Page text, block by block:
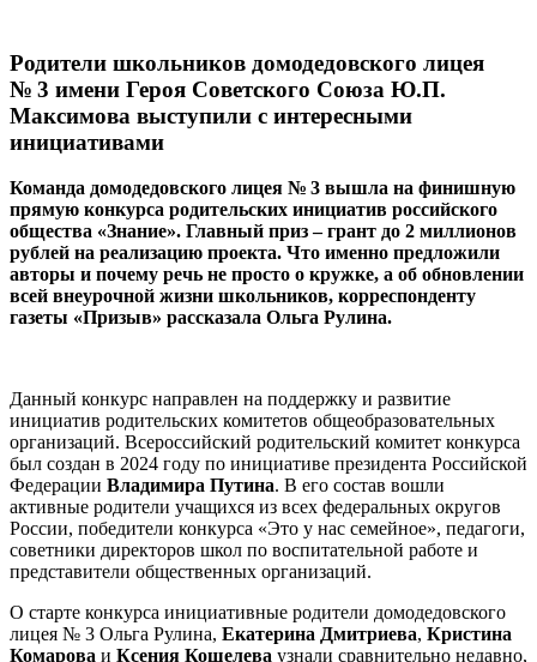
Родители школьников домодедовского лицея
№ 3 имени Героя Советского Союза Ю.П.
Максимова выступили с интересными
инициативами
Команда домодедовского лицея № 3 вышла на финишную
прямую конкурса родительских инициатив российского
общества «Знание». Главный приз – грант до 2 миллионов
рублей на реализацию проекта. Что именно предложили
авторы и почему речь не просто о кружке, а об обновлении
всей внеурочной жизни школьников, корреспонденту
газеты «Призыв» рассказала Ольга Рулина.
Данный конкурс направлен на поддержку и развитие
инициатив родительских комитетов общеобразовательных
организаций. Всероссийский родительский комитет конкурса
был создан в 2024 году по инициативе президента Российской
Федерации Владимира Путина. В его состав вошли
активные родители учащихся из всех федеральных округов
России, победители конкурса «Это у нас семейное», педагоги,
советники директоров школ по воспитательной работе и
представители общественных организаций.
О старте конкурса инициативные родители домодедовского
лицея № 3 Ольга Рулина, Екатерина Дмитриева, Кристина
Комарова и Ксения Кошелева узнали сравнительно недавно,